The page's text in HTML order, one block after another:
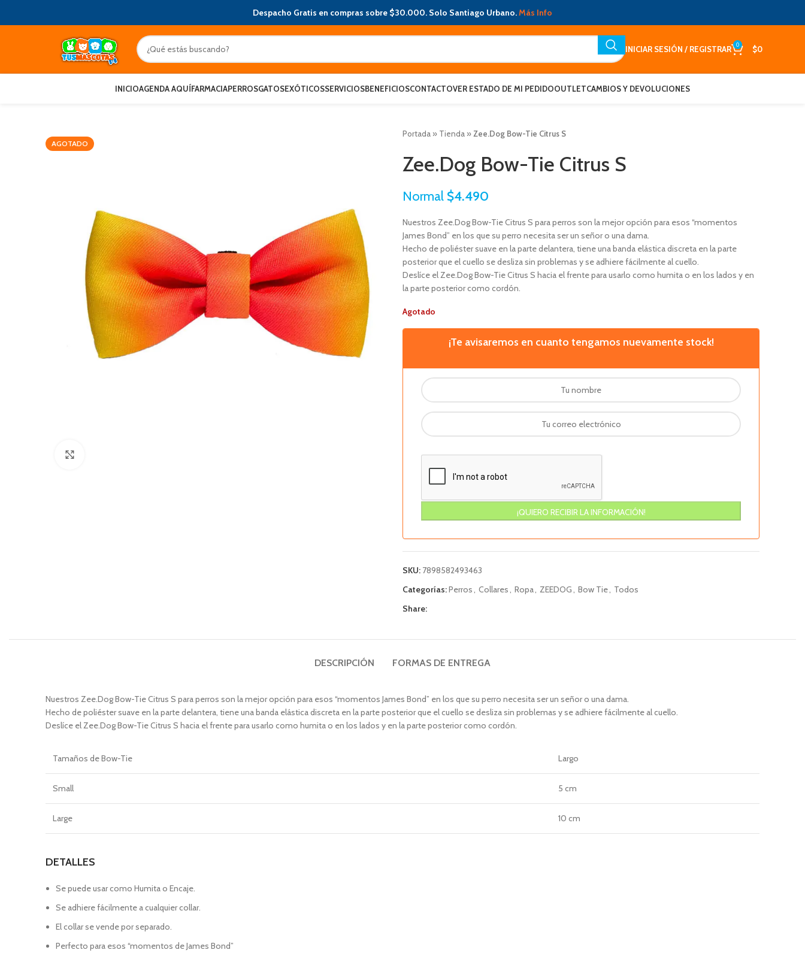
Despacho Gratis en compras sobre $30.000. Solo Santiago Urbano.Más Info
INICIAR SESIÓN / REGISTRAR 0 $0
INICIOAGENDA AQUÍFARMACIAPERROSGATOSEXÓTICOSSERVICIOSBENEFICIOSCONTACTOVER ESTADO DE MI PEDIDOOUTLETCAMBIOS Y DEVOLUCIONES
AGOTADO
Portada » Tienda » Zee.Dog Bow-Tie Citrus S
Zee.Dog Bow-Tie Citrus S
Normal $4.490
Nuestros Zee.Dog Bow-Tie Citrus S para perros son la mejor opción para esos “momentos
James Bond” en los que su perro necesita ser un señor o una dama.
Hecho de poliéster suave en la parte delantera, tiene una banda elástica discreta en la parte
posterior que el cuello se desliza sin problemas y se adhiere fácilmente al cuello.
Deslíce el Zee.Dog Bow-Tie Citrus S hacia el frente para usarlo como humita o en los lados y en
la parte posterior como cordón.
Agotado
¡Te avisaremos en cuanto tengamos nuevamente stock!
SKU: 7898582493463
Categorías:Perros, Collares, Ropa, ZEEDOG, Bow Tie, Todos
Share:
DESCRIPCIÓN FORMAS DE ENTREGA
Nuestros Zee.Dog Bow-Tie Citrus S para perros son la mejor opción para esos “momentos James Bond” en los que su perro necesita ser un señor o una dama.
Hecho de poliéster suave en la parte delantera, tiene una banda elástica discreta en la parte posterior que el cuello se desliza sin problemas y se adhiere fácilmente al cuello.
Deslíce el Zee.Dog Bow-Tie Citrus S hacia el frente para usarlo como humita o en los lados y en la parte posterior como cordón.
Tamaños de Bow-Tie Largo
Small 5 cm
Large 10 cm
DETALLES
Se puede usar como Humita o Encaje.
Se adhiere fácilmente a cualquier collar.
El collar se vende por separado.
Perfecto para esos “momentos de James Bond”